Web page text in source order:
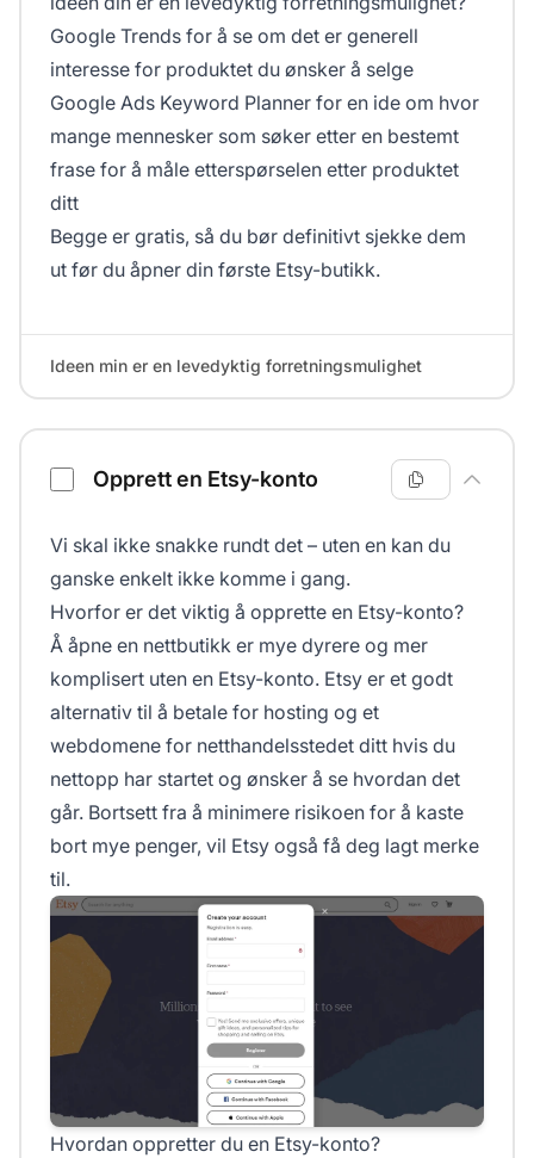
Google Trends for å se om det er generell
interesse for produktet du ønsker å selge
Google Ads Keyword Planner for en ide om hvor
mange mennesker som søker etter en bestemt
frase for å måle etterspørselen etter produktet
ditt
Begge er gratis, så du bør definitivt sjekke dem
ut før du åpner din første Etsy-butikk.
Ideen min er en levedyktig forretningsmulighet
Opprett en Etsy-konto
Vi skal ikke snakke rundt det – uten en kan du
ganske enkelt ikke komme i gang.
Hvorfor er det viktig å opprette en Etsy-konto?
Å åpne en nettbutikk er mye dyrere og mer
komplisert uten en Etsy-konto. Etsy er et godt
alternativ til å betale for hosting og et
webdomene for netthandelsstedet ditt hvis du
nettopp har startet og ønsker å se hvordan det
går. Bortsett fra å minimere risikoen for å kaste
bort mye penger, vil Etsy også få deg lagt merke
til.
Hvordan oppretter du en Etsy-konto?